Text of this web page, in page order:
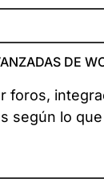
DE
foros,
según lo